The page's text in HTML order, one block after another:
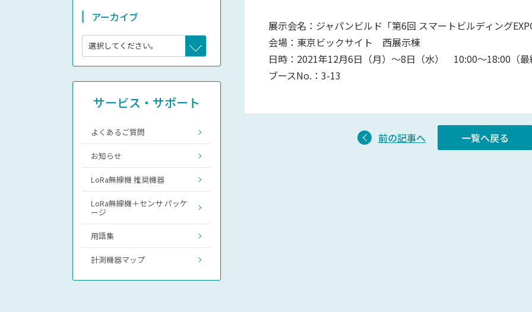
展示会名：ジャパンビルド「第6回 スマートビルディング
会場：東京ビックサイト 西展示棟
日時：2021年12月6日（月）～8日（水） 10:00～18:00（
ブースNo.：3-13
前の記事へ 一覧へ戻る
アーカイブ
サービス・サポート
よくあるご質問
お知らせ
LoRa無線機 推奨機器
LoRa無線機＋センサ パッケ
ージ
用語集
計測機器マップ